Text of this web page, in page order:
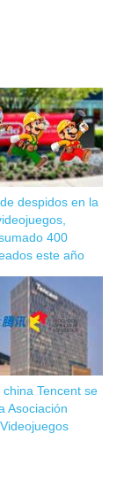
despidos en la
400
este año
Tencent se
Asociación